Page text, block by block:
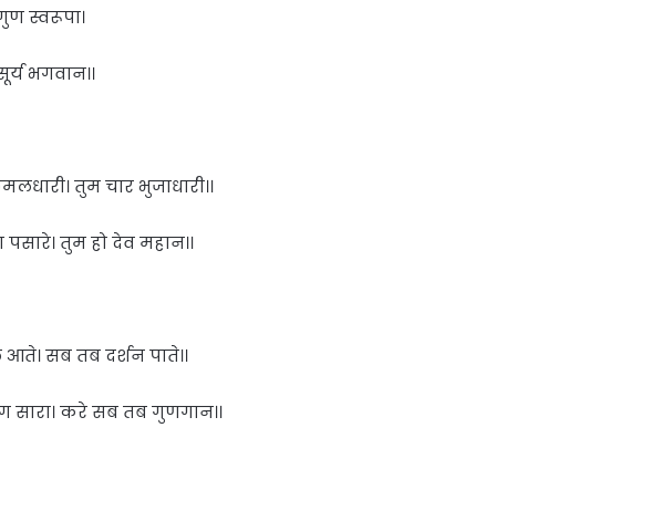
स्वरूपा।
भगवान।।
तुम चार भुजाधारी।।
तुम हो देव महान।।
सब तब दर्शन पाते।।
सारा। करे सब तब गुणगान।।